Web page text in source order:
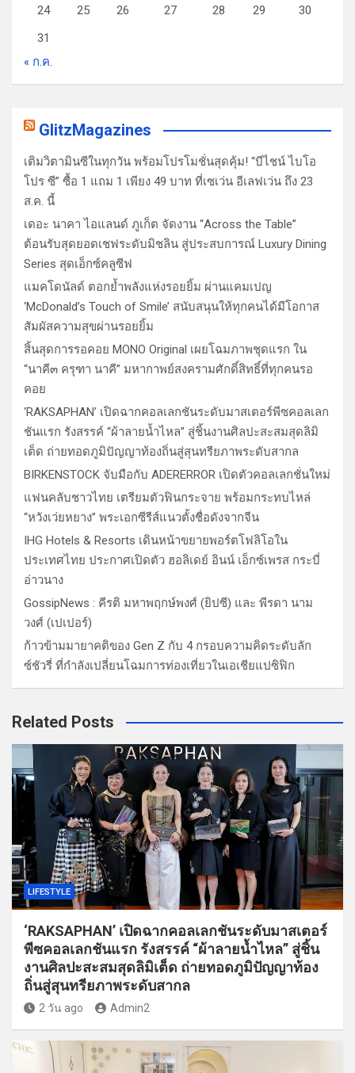
24
25 26 27 28 29
30
31
« ก.ค.
GlitzMagazines
เติมวิตามินซีในทุกวัน พร้อมโปรโมชั่นสุดคุ้ม! “บีไชน์ ไบโอ
โปร ซี” ซื้อ 1 แถม 1 เพียง 49 บาท ที่เซเว่น อีเลฟเว่น ถึง 23
ส.ค. นี้
เดอะ นาคา ไอแลนด์ ภูเก็ต จัดงาน “Across the Table”
ต้อนรับสุดยอดเชฟระดับมิชลิน สู่ประสบการณ์ Luxury Dining
Series สุดเอ็กซ์คลูซีฟ
แมคโดนัลด์ ตอกย้ำพลังแห่งรอยยิ้ม ผ่านแคมเปญ
‘McDonald’s Touch of Smile’ สนับสนุนให้ทุกคนได้มีโอกาส
สัมผัสความสุขผ่านรอยยิ้ม
สิ้นสุดการรอคอย MONO Original เผยโฉมภาพชุดแรก ใน
“นาคี๓ ครุฑา นาคี” มหากาพย์สงครามศักดิ์สิทธิ์ที่ทุกคนรอ
คอย
‘RAKSAPHAN’ เปิดฉากคอลเลกชันระดับมาสเตอร์พีซคอลเลก
ชันแรก รังสรรค์ “ผ้าลายน้ำไหล” สู่ชิ้นงานศิลปะสะสมสุดลิมิ
เต็ด ถ่ายทอดภูมิปัญญาท้องถิ่นสู่สุนทรียภาพระดับสากล
BIRKENSTOCK จับมือกับ ADERERROR เปิดตัวคอลเลกชั่นใหม่
แฟนคลับชาวไทย เตรียมตัวฟินกระจาย พร้อมกระทบไหล่
“หวังเว่ยหยาง” พระเอกซีรีส์แนวตั้งชื่อดังจากจีน
IHG Hotels & Resorts เดินหน้าขยายพอร์ตโฟลิโอใน
ประเทศไทย ประกาศเปิดตัว ฮอลิเดย์ อินน์ เอ็กซ์เพรส กระบี่
อ่าวนาง
GossipNews : คีรติ มหาพฤกษ์พงศ์ (ยิปซี) และ พีรดา นาม
วงศ์ (เปเปอร์)
ก้าวข้ามมายาคติของ Gen Z กับ 4 กรอบความคิดระดับลัก
ซ์ชัวรี่ ที่กำลังเปลี่ยนโฉมการท่องเที่ยวในเอเชียแปซิฟิก
Related Posts
LIFESTYLE
‘RAKSAPHAN’ เปิดฉากคอลเลกชันระดับมาสเตอร์
พีซคอลเลกชันแรก รังสรรค์ “ผ้าลายน้ำไหล” สู่ชิ้น
งานศิลปะสะสมสุดลิมิเต็ด ถ่ายทอดภูมิปัญญาท้อง
ถิ่นสู่สุนทรียภาพระดับสากล
2 วัน ago Admin2